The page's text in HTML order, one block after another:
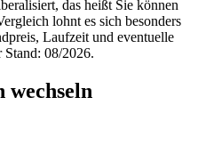
das heißt Sie können
lohnt es sich besonders
Laufzeit und eventuelle
Stand: 08/2026.